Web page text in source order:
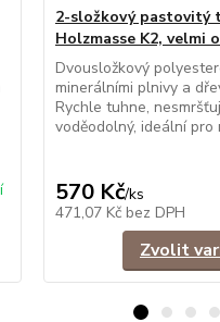
2-složkový pastovitý
Holzmasse K2, velmi
Dvousložkový
minerálními plnivy a
Rychle tuhne,
voděodolný, ideální pro
570 Kč/ks
471,07 Kč bez DPH
Zvolit